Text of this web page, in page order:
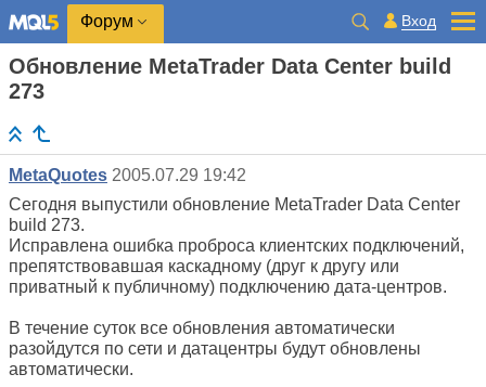
Форум Вход
Обновление MetaTrader Data Center build
273
MetaQuotes 2005.07.29 19:42
Сегодня выпустили обновление MetaTrader Data Center
build 273.
Исправлена ошибка проброса клиентских подключений,
препятствовавшая каскадному (друг к другу или
приватный к публичному) подключению дата-центров.
В течение суток все обновления автоматически
разойдутся по сети и датацентры будут обновлены
автоматически.